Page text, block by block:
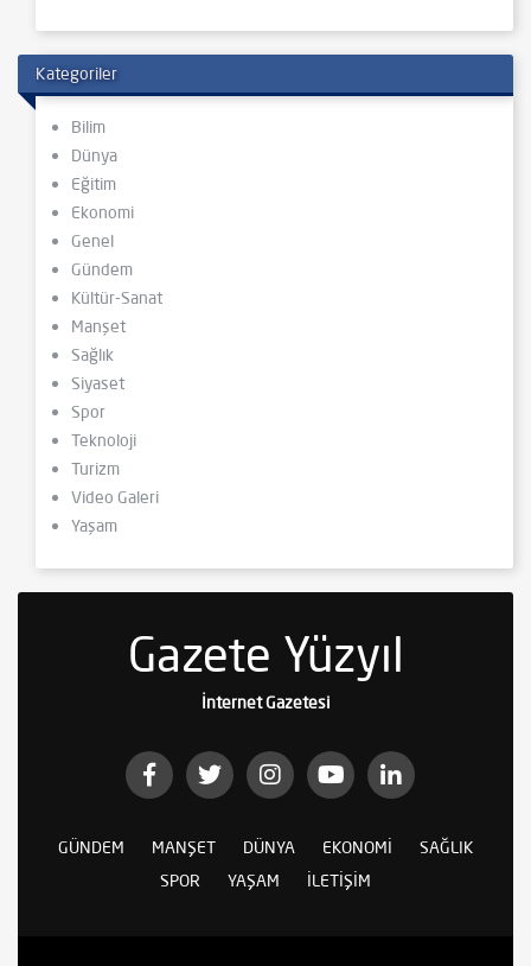
Kategoriler
Bilim
Dünya
Eğitim
Ekonomi
Genel
Gündem
Kültür-Sanat
Manşet
Sağlık
Siyaset
Spor
Teknoloji
Turizm
Video Galeri
Yaşam
Gazete Yüzyıl
İnternet Gazetesi
GÜNDEM MANŞET DÜNYA EKONOMI
SAĞLIK
SPOR
YAŞAM İLETIŞIM